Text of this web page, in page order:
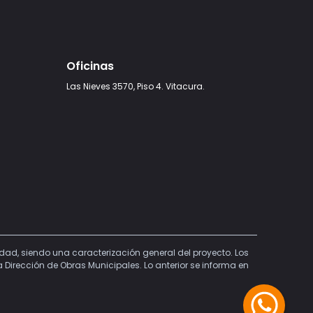
Oficinas
Las Nieves 3570, Piso 4. Vitacura.
siendo una caracterización general del proyecto. Los
de Obras Municipales. Lo anterior se informa en